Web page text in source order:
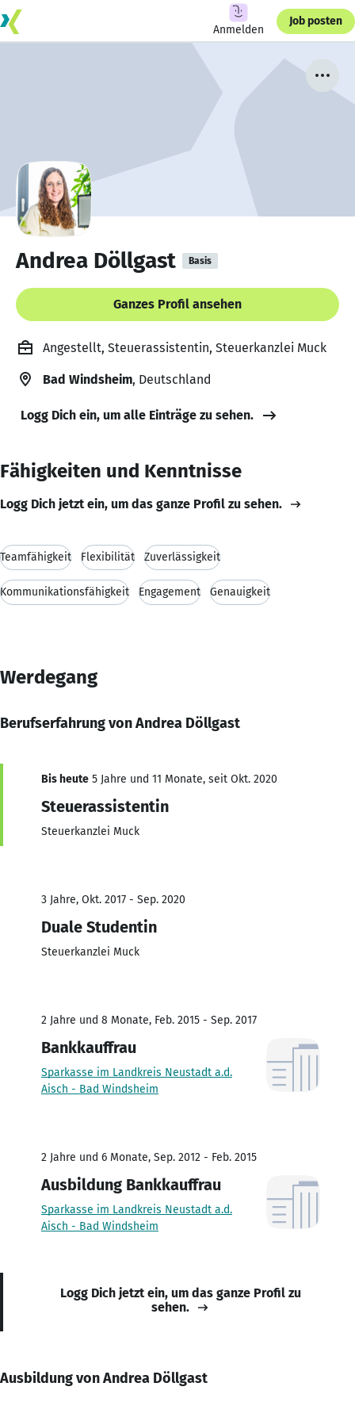
Anmelden
Job posten
Andrea Döllgast Basis
Ganzes Profil ansehen
Angestellt, Steuerassistentin, Steuerkanzlei Muck
Bad Windsheim, Deutschland
Logg Dich ein, um alle Einträge zu sehen.
Fähigkeiten und Kenntnisse
Logg Dich jetzt ein, um das ganze Profil zu sehen.
Teamfähigkeit Flexibilität Zuverlässigkeit
Kommunikationsfähigkeit Engagement Genauigkeit
Werdegang
Berufserfahrung von Andrea Döllgast
Bis heute 5 Jahre und 11 Monate, seit Okt. 2020
Steuerassistentin
Steuerkanzlei Muck
3 Jahre, Okt. 2017 - Sep. 2020
Duale Studentin
Steuerkanzlei Muck
2 Jahre und 8 Monate, Feb. 2015 - Sep. 2017
Bankkauffrau
Sparkasse im Landkreis Neustadt a.d.
Aisch - Bad Windsheim
2 Jahre und 6 Monate, Sep. 2012 - Feb. 2015
Ausbildung Bankkauffrau
Sparkasse im Landkreis Neustadt a.d.
Aisch - Bad Windsheim
Logg Dich jetzt ein, um das ganze Profil zu
sehen.
Ausbildung von Andrea Döllgast